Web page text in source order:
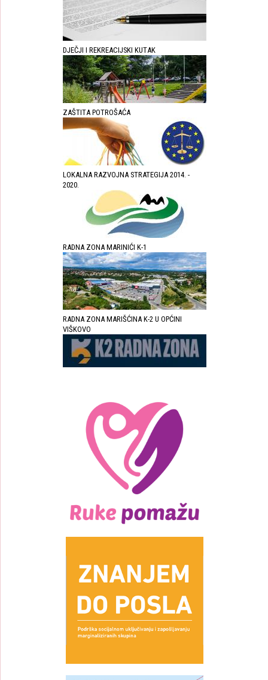
DJEČJI I REKREACIJSKI KUTAK
ZAŠTITA POTROŠAĆA
LOKALNA RAZVOJNA STRATEGIJA 2014. -
2020.
RADNA ZONA MARINIĆI K-1
RADNA ZONA MARIŠĆINA K-2 U OPĆINI
VIŠKOVO